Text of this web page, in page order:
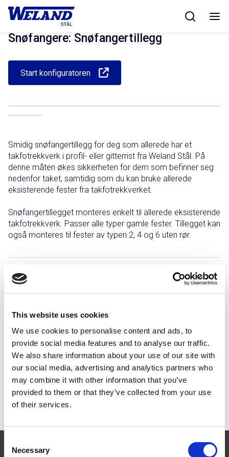
This website uses cookies
We use cookies to personalise content and ads, to
provide social media features and to analyse our traffic.
We also share information about your use of our site with
our social media, advertising and analytics partners who
may combine it with other information that you’ve
provided to them or that they’ve collected from your use
of their services.
Selection
Necessary
Skip
Hjem/Produkter/Taksikkerhet Snøfangertillegg
Snøfangere: Snøfangertillegg
Start konfiguratoren
Smidig snøfangertillegg for deg som allerede har et
takfotrekkverk i profil- eller gitterrist fra Weland Stål. På
denne måten økes sikkerheten for dem som befinner seg
nedenfor taket, samtidig som du kan bruke allerede
eksisterende fester fra takfotrekkverket.
Snøfangertillegget monteres enkelt til allerede eksisterende
takfotrekkverk. Passer alle typer gamle fester. Tillegget kan
også monteres til fester av typen 2, 4 og 6 uten rør.
Grålakkert Svartlakkert
Teglsteinsrød
Innfestning og komponenter
Dokumentasjon og montasje